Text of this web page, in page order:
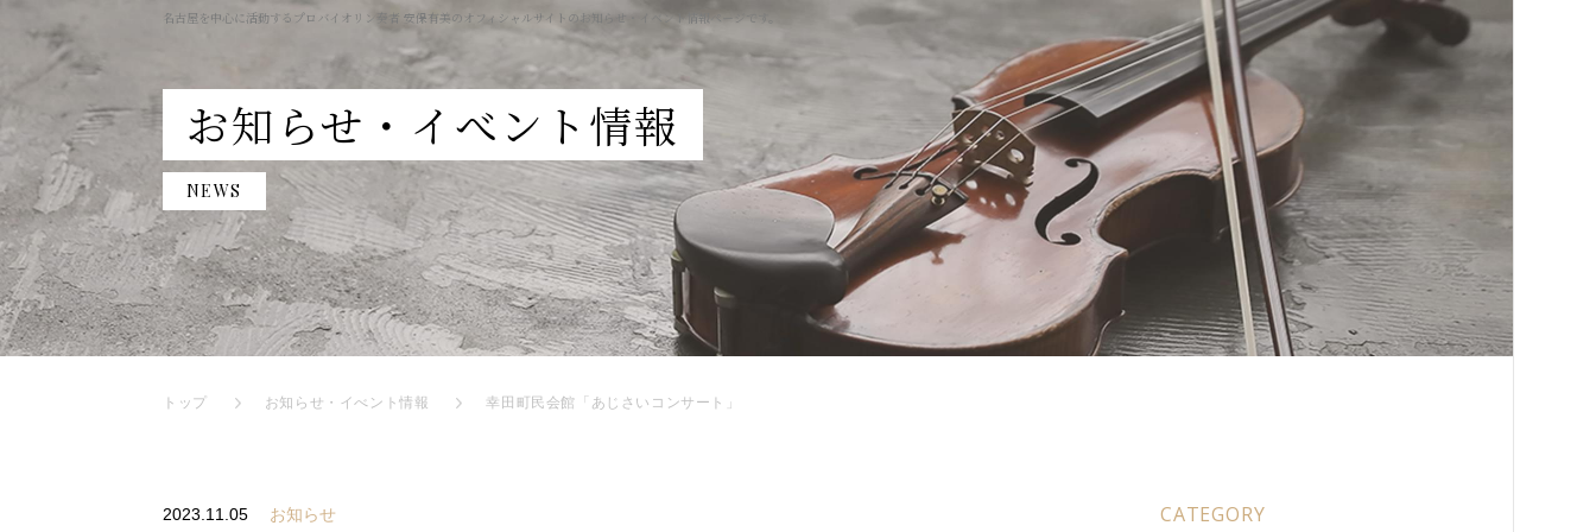
名古屋を中心に活動するプロバイオリン奏者 安保有美のオフィシャルサイトのお知らせ・イベント情報ページです。
お知らせ・イべント情報
NEWS
トップ お知らせ・イべント情報 幸田町民会館「あじさいコンサート」
2023.11.05 お知らせ CATEGORY